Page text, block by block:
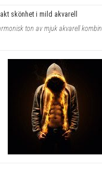
skönhet i mild akvarell